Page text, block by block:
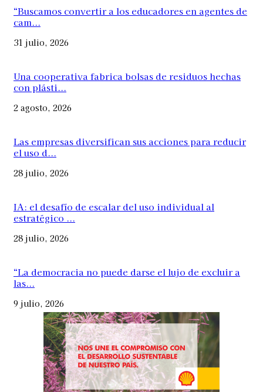
“Buscamos convertir a los educadores en agentes de
cam...
31 julio, 2026
Una cooperativa fabrica bolsas de residuos hechas
con plásti...
2 agosto, 2026
Las empresas diversifican sus acciones para reducir
el uso d...
28 julio, 2026
IA: el desafío de escalar del uso individual al
estratégico ...
28 julio, 2026
“La democracia no puede darse el lujo de excluir a
las...
9 julio, 2026